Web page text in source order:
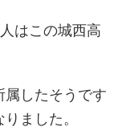
はこの城西高
属したそうです
ました。